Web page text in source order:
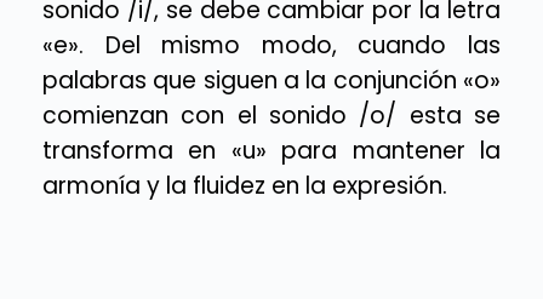
sonido /i/, se debe cambiar por la letra
«e». Del mismo modo, cuando las
palabras que siguen a la conjunción «o»
comienzan con el sonido /o/ esta se
transforma en «u» para mantener la
armonía y la fluidez en la expresión.